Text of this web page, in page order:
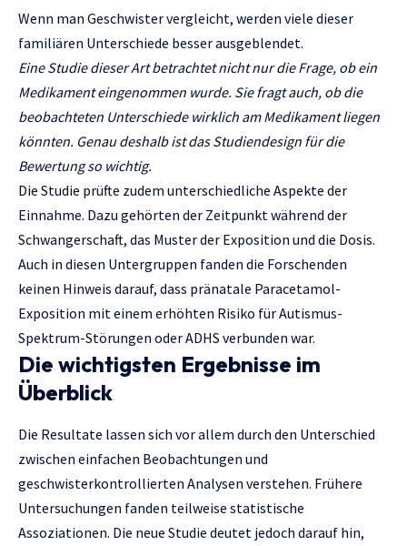
Wenn man Geschwister vergleicht, werden viele dieser
familiären Unterschiede besser ausgeblendet.
Eine Studie dieser Art betrachtet nicht nur die Frage, ob ein
Medikament eingenommen wurde. Sie fragt auch, ob die
beobachteten Unterschiede wirklich am Medikament liegen
könnten. Genau deshalb ist das Studiendesign für die
Bewertung so wichtig.
Die Studie prüfte zudem unterschiedliche Aspekte der
Einnahme. Dazu gehörten der Zeitpunkt während der
Schwangerschaft, das Muster der Exposition und die Dosis.
Auch in diesen Untergruppen fanden die Forschenden
keinen Hinweis darauf, dass pränatale Paracetamol-
Exposition mit einem erhöhten Risiko für Autismus-
Spektrum-Störungen oder ADHS verbunden war.
Die wichtigsten Ergebnisse im
Überblick
Die Resultate lassen sich vor allem durch den Unterschied
zwischen einfachen Beobachtungen und
geschwisterkontrollierten Analysen verstehen. Frühere
Untersuchungen fanden teilweise statistische
Assoziationen. Die neue Studie deutet jedoch darauf hin,